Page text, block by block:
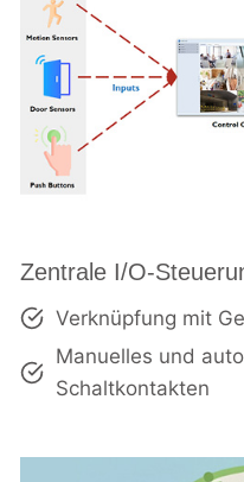
Zentrale I/O-
Verknüpfung mit
Manuelles und
Schaltkontakten